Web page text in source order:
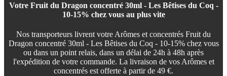
Votre Fruit du Dragon concentré 30ml - Les Bêtises du Coq -
10-15% chez vous au plus vite
Nos transporteurs livrent votre Arômes et concentrés Fruit du
Dragon concentré 30ml - Les Bêtises du Coq - 10-15% chez vous
ou dans un point relais, dans un délai de 24h à 48h après
l'expédition de votre commande. La livraison de vos Arômes et
concentrés est offerte à partir de 49 €.